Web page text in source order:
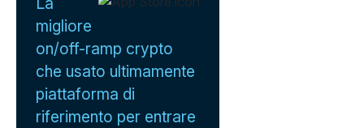
migliore
on/off-ramp crypto
che usato ultimamente
piattaforma di
riferimento per entrare